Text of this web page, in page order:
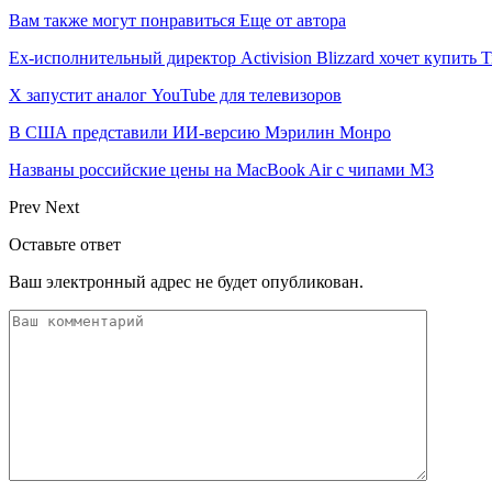
Вам также могут понравиться Еще от автора
Ex-исполнительный директор Activision Blizzard хочет купить
X запустит аналог YouTube для телевизоров
В США представили ИИ-версию Мэрилин Монро
Названы российские цены на MacBook Air с чипами M3
Prev Next
Оставьте ответ
Ваш электронный адрес не будет опубликован.